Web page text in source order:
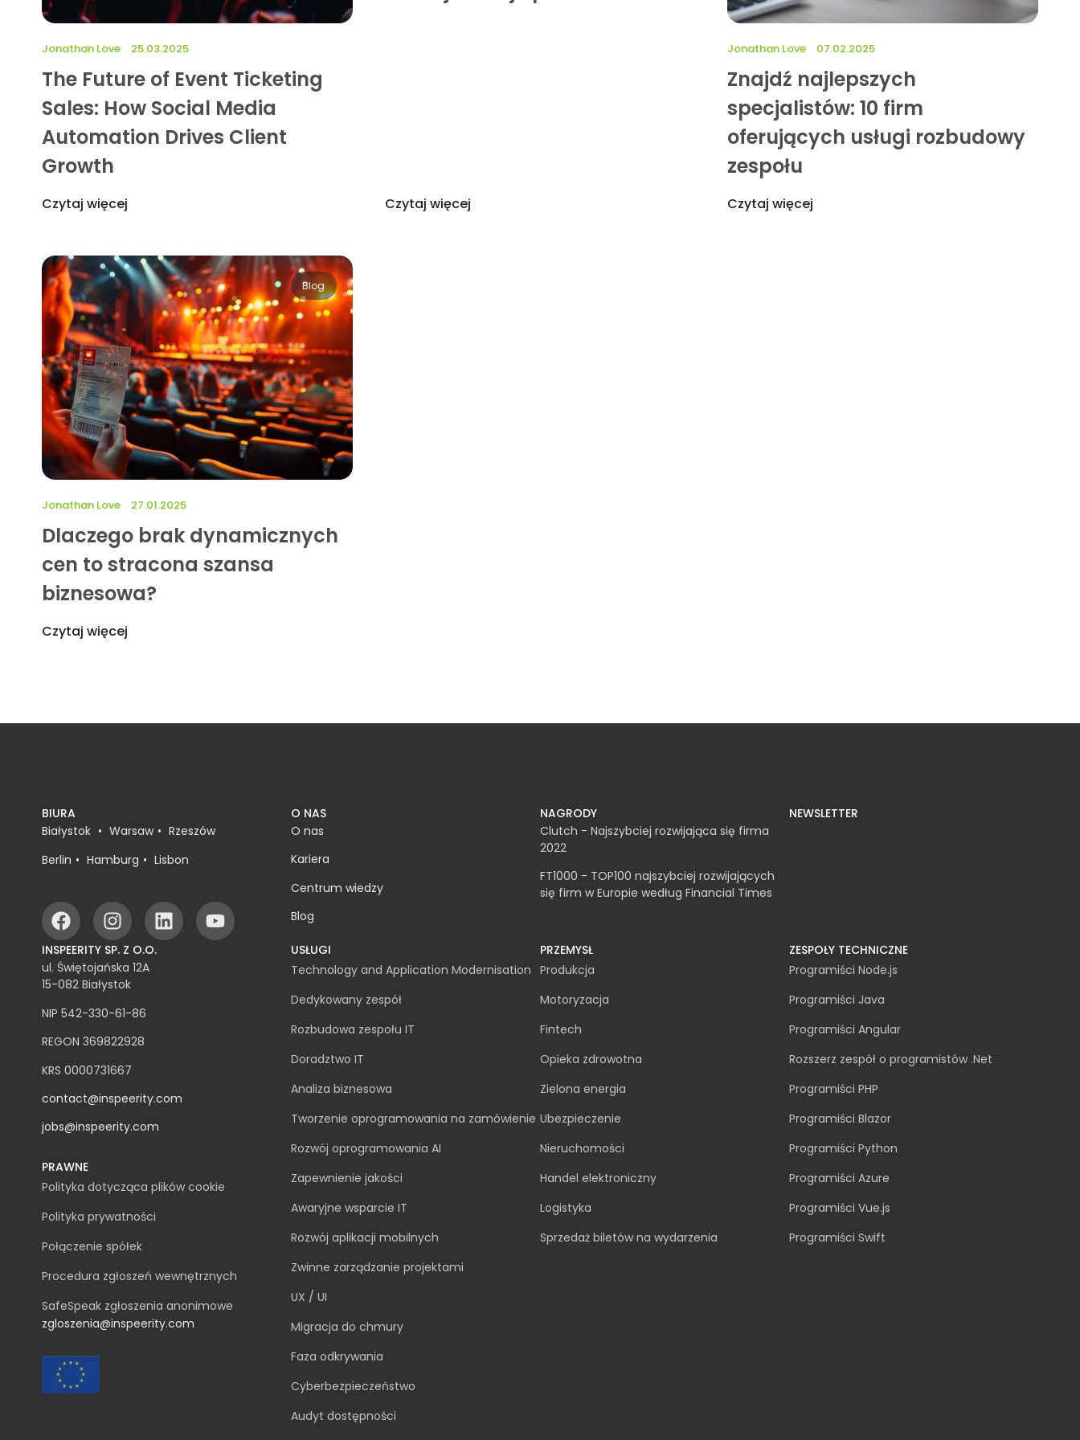
The Future of Event Ticketing
Sales: How Social Media
Automation Drives Client
Growth
Czytaj więcej
Jonathan Love 25.03.2025
Czytaj więcej
Znajdź najlepszych
specjalistów: 10 firm
oferujących usługi rozbudowy
zespołu
Czytaj więcej
Jonathan Love 07.02.2025
Blog
Dlaczego brak dynamicznych
cen to stracona szansa
biznesowa?
Czytaj więcej
Jonathan Love 27.01.2025
BIURA
Białystok
Warsaw
Rzeszów
Berlin
Hamburg Lisbon
O NAS
O nas
Kariera
Centrum wiedzy
Blog
NAGRODY
Clutch - Najszybciej rozwijająca się firma
2022
FT1000 - TOP100 najszybciej rozwijających
się firm w Europie według Financial Times
NEWSLETTER
INSPEERITY SP. Z O.O.
ul. Świętojańska 12A
15-082 Białystok
NIP 542-330-61-86
REGON 369822928
KRS 0000731667
contact@inspeerity.com
jobs@inspeerity.com
PRAWNE
Polityka dotycząca plików cookie
Polityka prywatności
Połączenie spółek
Procedura zgłoszeń wewnętrznych
SafeSpeak zgłoszenia anonimowe
zgloszenia@inspeerity.com
USŁUGI
Technology and Application Modernisation
Dedykowany zespół
Rozbudowa zespołu IT
Doradztwo IT
Analiza biznesowa
Tworzenie oprogramowania na zamówienie
Rozwój oprogramowania AI
Zapewnienie jakości
Awaryjne wsparcie IT
Rozwój aplikacji mobilnych
Zwinne zarządzanie projektami
UX / UI
Migracja do chmury
Faza odkrywania
Cyberbezpieczeństwo
Audyt dostępności
PRZEMYSŁ
Produkcja
Motoryzacja
Fintech
Opieka zdrowotna
Zielona energia
Ubezpieczenie
Nieruchomości
Handel elektroniczny
Logistyka
Sprzedaż biletów na wydarzenia
ZESPOŁY TECHNICZNE
Programiści Node.js
Programiści Java
Programiści Angular
Rozszerz zespół o programistów .Net
Programiści PHP
Programiści Blazor
Programiści Python
Programiści Azure
Programiści Vue.js
Programiści Swift